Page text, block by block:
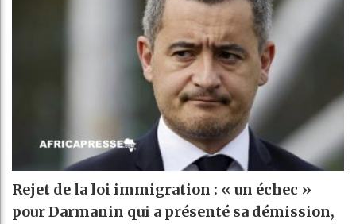
Rejet de la loi immigration : « un échec »
pour Darmanin qui a présenté sa démission,